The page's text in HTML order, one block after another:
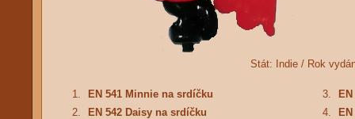
Stát: Indie / Rok
1. EN 541 Minnie na srdíčku 3.
2.
EN 542 Daisy na srdíčku 4.